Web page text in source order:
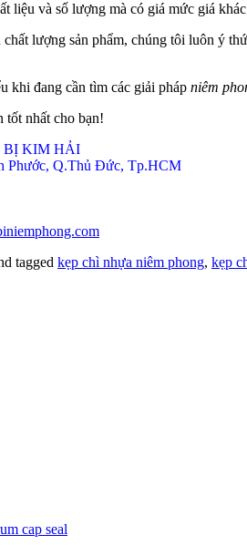
liệu và số lượng mà có giá mức giá
lượng sản phẩm, chúng tôi luôn ý
khi đang cần tìm các giải pháp niêm
tốt nhất cho bạn!
BỊ KIM HẢI
Phước, Q.Thủ Đức, Tp.HCM
tagged kẹp chì nhựa niêm phong, kẹp
cap seal